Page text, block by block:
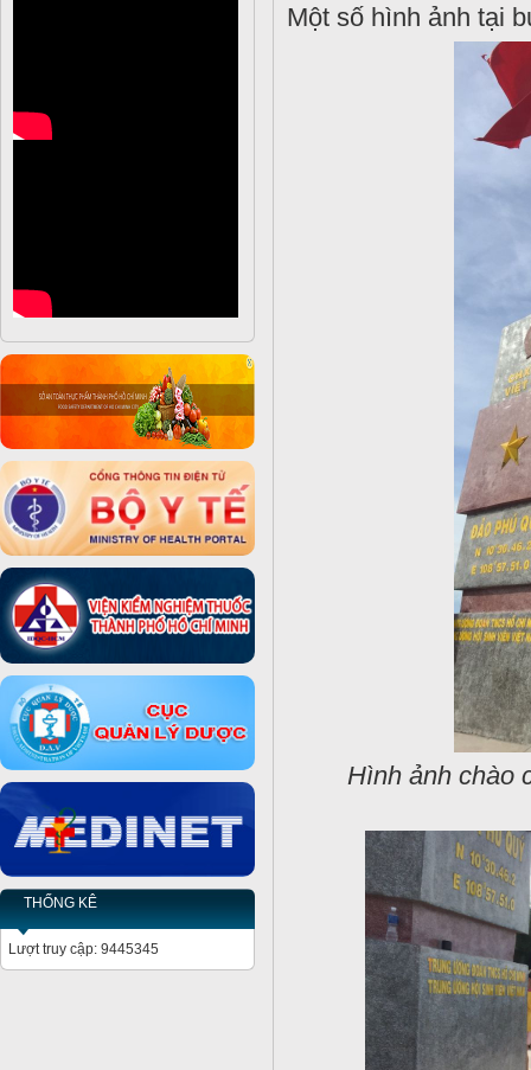
THỐNG KÊ
Lượt truy cập: 9445345
Một số hình ảnh tại
Hình ảnh chào